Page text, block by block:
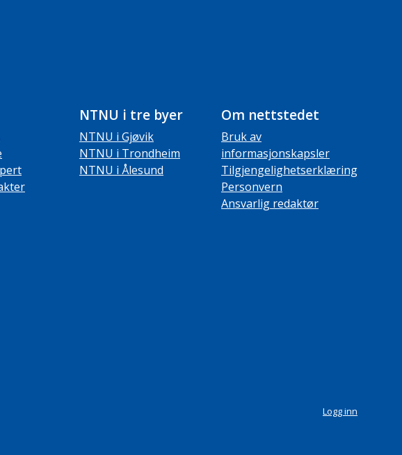
NTNU i tre byer
NTNU i Gjøvik
NTNU i Trondheim
NTNU i Ålesund
Om nettstedet
Bruk av
informasjonskapsler
Tilgjengelighetserklæring
Personvern
Ansvarlig redaktør
Logg inn